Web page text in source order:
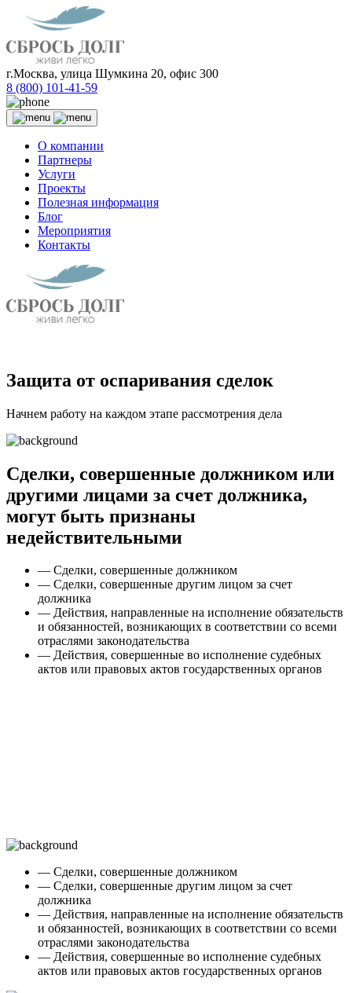
г.Москва, улица Шумкина 20, офис 300
8 (800) 101-41-59
О компании
Партнеры
Услуги
Проекты
Полезная информация
Блог
Мероприятия
Контакты
Защита от оспаривания сделок
Начнем работу на каждом этапе рассмотрения дела
Сделки, совершенные должником или
другими лицами за счет должника,
могут быть признаны
недействительными
— Сделки, совершенные должником
— Сделки, совершенные другим лицом за счет
должника
— Действия, направленные на исполнение обязательств
и обязанностей, возникающих в соответствии со всеми
отраслями законодательства
— Действия, совершенные во исполнение судебных
актов или правовых актов государственных органов
— Сделки, совершенные должником
— Сделки, совершенные другим лицом за счет
должника
— Действия, направленные на исполнение обязательств
и обязанностей, возникающих в соответствии со всеми
отраслями законодательства
— Действия, совершенные во исполнение судебных
актов или правовых актов государственных органов